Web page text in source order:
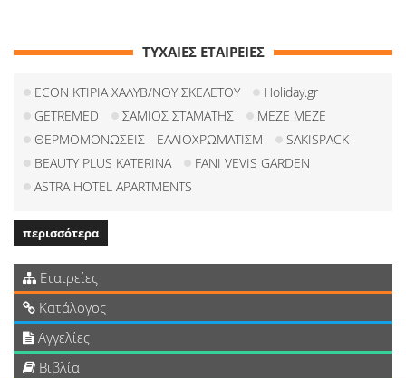
ΤΥΧΑΙΕΣ ΕΤΑΙΡΕΙΕΣ
ECON ΚΤΙΡΙΑ ΧΑΛΥΒ/ΝΟΥ ΣΚΕΛΕΤΟΥ
Holiday.gr
GETREMED
ΣΑΜΙΟΣ ΣΤΑΜΑΤΗΣ
MEZE MEZE
ΘΕΡΜΟΜΟΝΩΣΕΙΣ - ΕΛΑΙΟΧΡΩΜΑΤΙΣΜ
SAKISPACK
BEAUTY PLUS KATERINA
FANI VEVIS GARDEN
ASTRA HOTEL APARTMENTS
περισσότερα
Εταιρείες
Κατάλογος
Αγγελίες
Βιβλία